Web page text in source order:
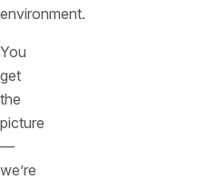
environment.
You
get
the
picture
—
we’re